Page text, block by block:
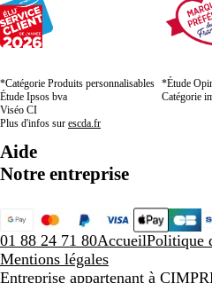
*Catégorie Produits personnalisables
Étude Ipsos bva
Viséo CI
Plus d'infos sur escda.fr
*Étude
Catégorie
Aide
Notre entreprise
01 88 24 71 80AccueilPolitique
Mentions légales
Entreprise appartenant à